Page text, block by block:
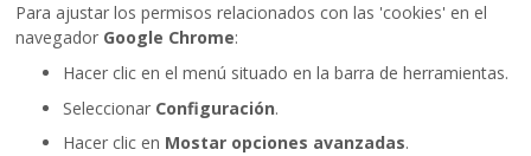
Para ajustar los permisos relacionados con las 'cookies' en el
navegador Google Chrome:
Hacer clic en el menú situado en la barra de herramientas.
Seleccionar Configuración.
Hacer clic en Mostar opciones avanzadas.